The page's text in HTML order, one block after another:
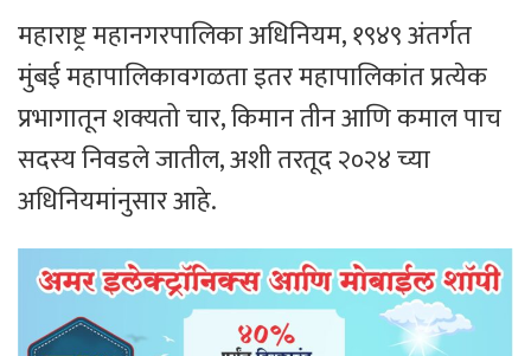
महाराष्ट्र महानगरपालिका अधिनियम, १९४९ अंतर्गत
मुंबई महापालिकावगळता इतर महापालिकांत प्रत्येक
प्रभागातून शक्यतो चार, किमान तीन आणि कमाल पाच
सदस्य निवडले जातील, अशी तरतूद २०२४ च्या
अधिनियमांनुसार आहे.